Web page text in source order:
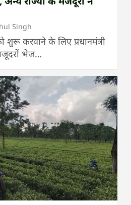
Singh
शुरू करवाने के लिए प्रधानमंत्री
भेज…